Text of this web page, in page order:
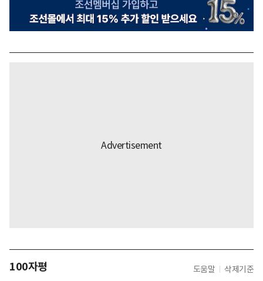
100자평 도움말 삭제기준